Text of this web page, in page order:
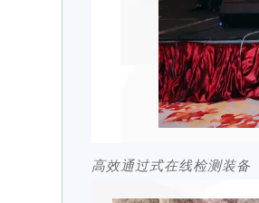
高效通过式在线检测装备